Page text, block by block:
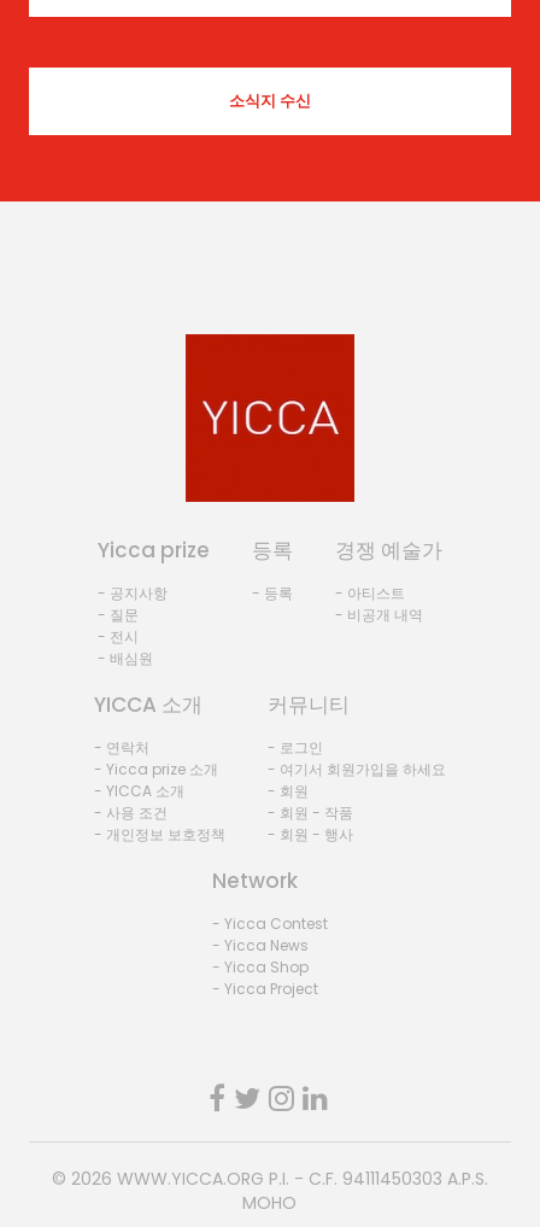
Yicca prize
- 공지사항
- 질문
- 전시
- 배심원
등록
- 등록
경쟁 예술가
- 아티스트
- 비공개 내역
YICCA 소개
- 연락처
- Yicca prize 소개
- YICCA 소개
- 사용 조건
- 개인정보 보호정책
커뮤니티
- 로그인
- 여기서 회원가입을 하세요
- 회원
- 회원 - 작품
- 회원 - 행사
Network
- Yicca Contest
- Yicca News
- Yicca Shop
- Yicca Project
© 2026 WWW.YICCA.ORG P.I. - C.F. 94111450303 A.P.S.
MOHO